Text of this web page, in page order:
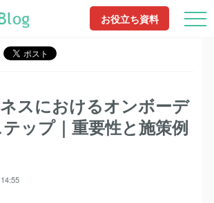
お役立ち資料
SaaSビジネスにおけるオンボーディング5ステップ｜重
要性と施策例も解説
スにおけるオンボーデ
ップ｜重要性と施策例